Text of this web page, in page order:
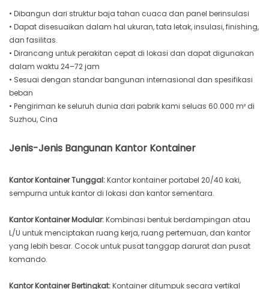
• Dibangun dari struktur baja tahan cuaca dan panel berinsulasi
• Dapat disesuaikan dalam hal ukuran, tata letak, insulasi, finishing,
dan fasilitas.
• Dirancang untuk perakitan cepat di lokasi dan dapat digunakan
dalam waktu 24–72 jam
• Sesuai dengan standar bangunan internasional dan spesifikasi
beban
• Pengiriman ke seluruh dunia dari pabrik kami seluas 60.000 m² di
Suzhou, Cina
Jenis-Jenis Bangunan Kantor Kontainer
Kantor Kontainer Tunggal:Kantor kontainer portabel 20/40 kaki,
sempurna untuk kantor di lokasi dan kantor sementara.
Kantor Kontainer Modular:Kombinasi bentuk berdampingan atau
L/U untuk menciptakan ruang kerja, ruang pertemuan, dan kantor
yang lebih besar. Cocok untuk pusat tanggap darurat dan pusat
komando.
Kantor Kontainer Bertingkat:Kontainer ditumpuk secara vertikal